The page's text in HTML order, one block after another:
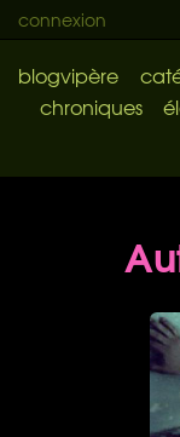
connexion
blogvipère
chroniques